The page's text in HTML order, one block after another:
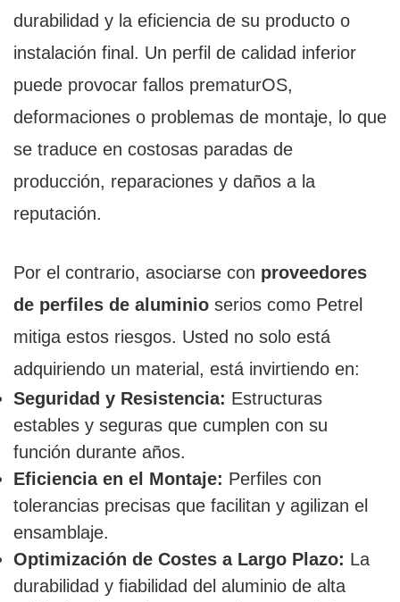
durabilidad y la eficiencia de su producto o
instalación final. Un perfil de calidad inferior
puede provocar fallos prematurOS,
deformaciones o problemas de montaje, lo que
se traduce en costosas paradas de
producción, reparaciones y daños a la
reputación.
Por el contrario, asociarse con proveedores
de perfiles de aluminio serios como Petrel
mitiga estos riesgos. Usted no solo está
adquiriendo un material, está invirtiendo en:
Seguridad y Resistencia: Estructuras
estables y seguras que cumplen con su
función durante años.
Eficiencia en el Montaje: Perfiles con
tolerancias precisas que facilitan y agilizan el
ensamblaje.
Optimización de Costes a Largo Plazo: La
durabilidad y fiabilidad del aluminio de alta